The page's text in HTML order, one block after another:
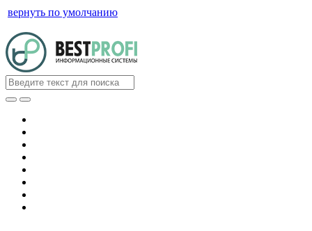
вернуть по умолчанию